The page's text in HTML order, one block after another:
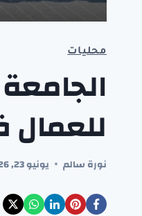
محليات
نورة سالم يونيو 23, 2026